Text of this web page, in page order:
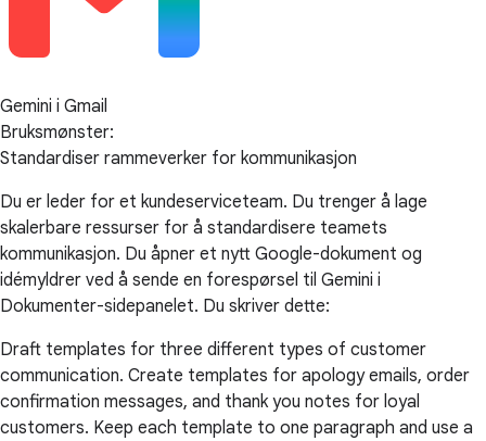
Gemini i Gmail
Bruksmønster:
Standardiser rammeverker for kommunikasjon
Du er leder for et kundeserviceteam. Du trenger å lage
skalerbare ressurser for å standardisere teamets
kommunikasjon. Du åpner et nytt Google-dokument og
idémyldrer ved å sende en forespørsel til Gemini i
Dokumenter-sidepanelet. Du skriver dette:
Draft templates for three different types of customer
communication. Create templates for apology emails, order
confirmation messages, and thank you notes for loyal
customers. Keep each template to one paragraph and use a